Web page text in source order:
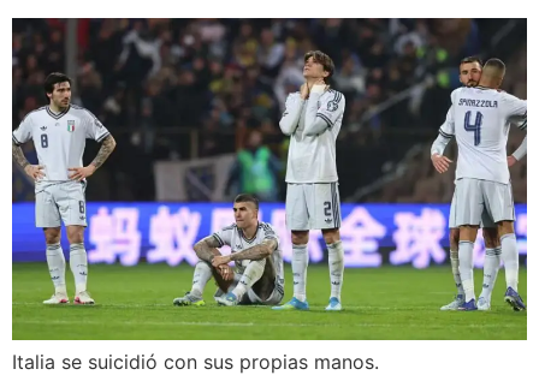
Italia se suicidió con sus propias manos.